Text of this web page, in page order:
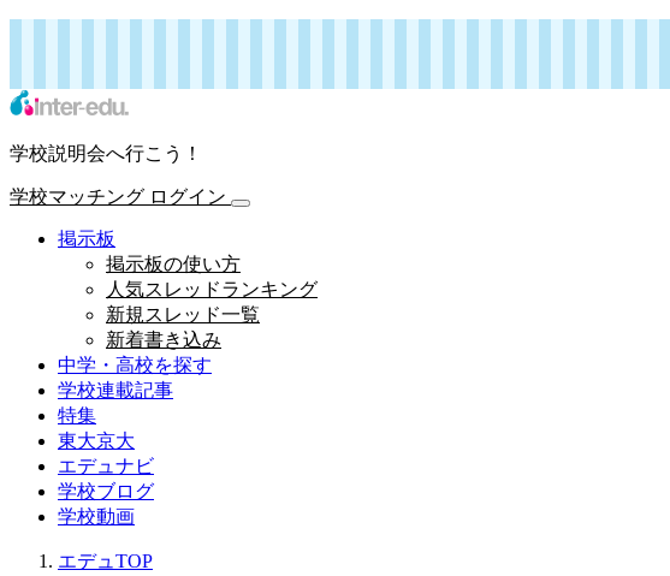
学校説明会へ行こう！
学校マッチング ログイン
掲示板
掲示板の使い方
人気スレッドランキング
新規スレッド一覧
新着書き込み
中学・高校を探す
学校連載記事
特集
東大京大
エデュナビ
学校ブログ
学校動画
エデュTOP